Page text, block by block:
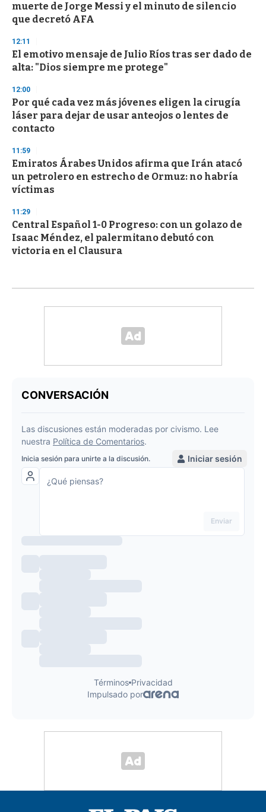
muerte de Jorge Messi y el minuto de silencio
que decretó AFA
12:11
El emotivo mensaje de Julio Ríos tras ser dado de
alta: "Dios siempre me protege"
12:00
Por qué cada vez más jóvenes eligen la cirugía
láser para dejar de usar anteojos o lentes de
contacto
11:59
Emiratos Árabes Unidos afirma que Irán atacó
un petrolero en estrecho de Ormuz: no habría
víctimas
11:29
Central Español 1-0 Progreso: con un golazo de
Isaac Méndez, el palermitano debutó con
victoria en el Clausura